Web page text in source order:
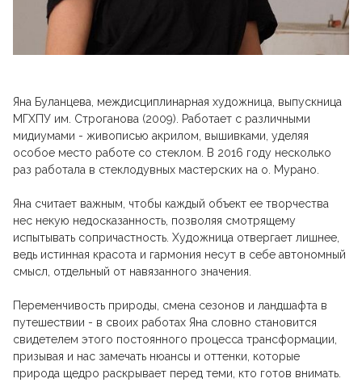
Яна Буланцева, междисциплинарная художница, выпускница
МГХПУ им. Строганова (2009). Работает с различными
мидиумами - живописью акрилом, вышивками, уделяя
особое место работе со стеклом. В 2016 году несколько
раз работала в стеклодувных мастерских на о. Мурано.
Яна считает важным, чтобы каждый объект ее творчества
нес некую недосказанность, позволяя смотрящему
испытывать сопричастность. Художница отвергает лишнее,
ведь истинная красота и гармония несут в себе автономный
смысл, отдельный от навязанного значения.
Переменчивость природы, смена сезонов и ландшафта в
путешествии - в своих работах Яна словно становится
свидетелем этого постоянного процесса трансформации,
призывая и нас замечать нюансы и оттенки, которые
природа щедро раскрывает перед теми, кто готов внимать.